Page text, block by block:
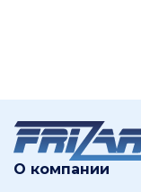
О компании